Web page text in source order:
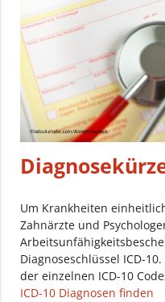
Um Krankheiten
Zahnärzte und
Diagnoseschlüssel ICD-
der einzelnen ICD-10
ICD-10 Diagnosen finden